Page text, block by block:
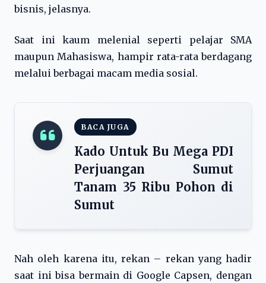
bisnis, jelasnya.
Saat ini kaum melenial seperti pelajar SMA
maupun Mahasiswa, hampir rata-rata berdagang
melalui berbagai macam media sosial.
BACA JUGA
Kado Untuk Bu Mega PDI
Perjuangan Sumut
Tanam 35 Ribu Pohon di
Sumut
Nah oleh karena itu, rekan – rekan yang hadir
saat ini bisa bermain di Google Capsen, dengan